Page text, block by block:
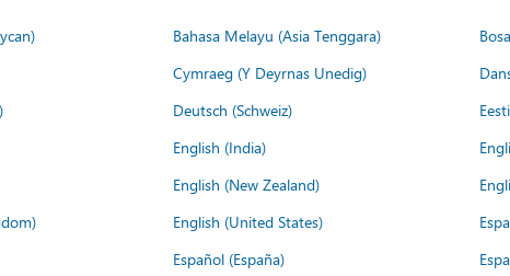
Bahasa Melayu (Asia Tenggara)
Cymraeg (Y Deyrnas Unedig)
Deutsch (Schweiz)
English (India)
English (New Zealand)
English (United States)
Español (España)